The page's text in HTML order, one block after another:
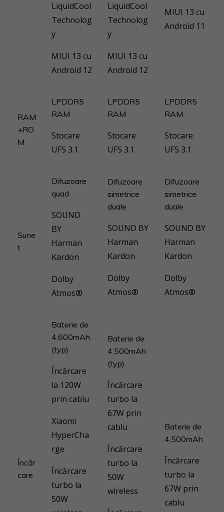
LiquidCool
Technolog
y
MIUI 13 cu
Android 12
LiquidCool
Technolog
y
MIUI 13 cu
Android 12
MIUI 13 cu
Android 11
RAM
+RO
M
LPDDR5
RAM
Stocare
UFS 3.1
LPDDR5
RAM
Stocare
UFS 3.1
LPDDR5
RAM
Stocare
UFS 3.1
Sune
t
Difuzoare
quad
SOUND
BY
Harman
Kardon
Dolby
Atmos®
Difuzoare
simetrice
duale
SOUND BY
Harman
Kardon
Dolby
Atmos®
Difuzoare
simetrice
duale
SOUND BY
Harman
Kardon
Dolby
Atmos®
Încăr
care
Baterie de
4,600mAh
(typ)
Încărcare
la 120W
prin cablu
Xiaomi
HyperCha
rge
Încărcare
turbo la
50W
Baterie de
4,500mAh
(typ)
Încărcare
turbo la
67W prin
cablu
Încărcare
turbo la
50W
wireless
Baterie de
4,500mAh
Încărcare
turbo la
67W prin
cablu